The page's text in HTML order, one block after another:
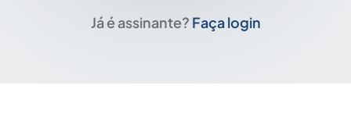
Já é assinante? Faça login